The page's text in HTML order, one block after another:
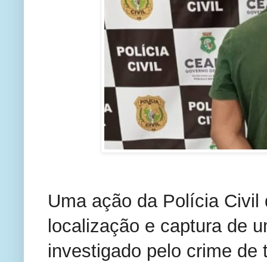
Uma ação da Polícia
localização e captura de
investigado pelo crime